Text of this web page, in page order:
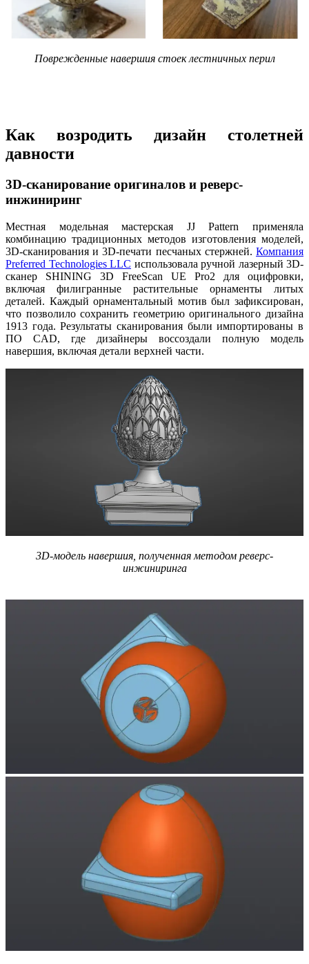
Поврежденные навершия стоек лестничных перил
Как возродить дизайн столетней
давности
3D-сканирование оригиналов и реверс-
инжиниринг
Местная модельная мастерская JJ Pattern применяла
комбинацию традиционных методов изготовления моделей,
3D-сканирования и 3D-печати песчаных стержней. Компания
Preferred Technologies LLC использовала ручной лазерный 3D-
сканер SHINING 3D FreeScan UE Pro2 для оцифровки,
включая филигранные растительные орнаменты литых
деталей. Каждый орнаментальный мотив был зафиксирован,
что позволило сохранить геометрию оригинального дизайна
1913 года. Результаты сканирования были импортированы в
ПО CAD, где дизайнеры воссоздали полную модель
навершия, включая детали верхней части.
3D-модель навершия, полученная методом реверс-
инжиниринга